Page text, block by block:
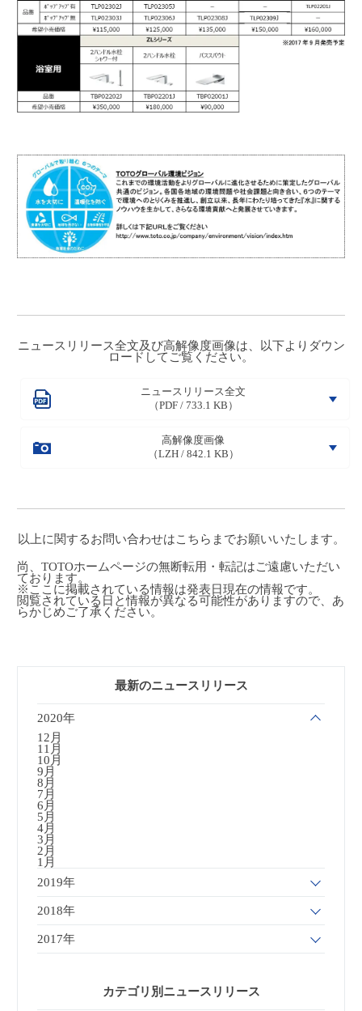
ニュースリリース全文及び高解像度画像は、以下よりダウン
ロードしてご覧ください。
ニュースリリース全文
（PDF / 733.1 KB）
高解像度画像
（LZH / 842.1 KB）
以上に関するお問い合わせはこちら までお願いいたします。
尚、TOTOホームページの無断転用・転記はご遠慮いただい
ております。
※ここに掲載されている情報は発表日現在の情報です。
閲覧されている日と情報が異なる可能性がありますので、あ
らかじめご了承ください。
最新のニュースリリース
2020年
12月
11月
10月
9月
8月
7月
6月
5月
4月
3月
2月
1月
2019年
2018年
2017年
カテゴリ別ニュースリリース